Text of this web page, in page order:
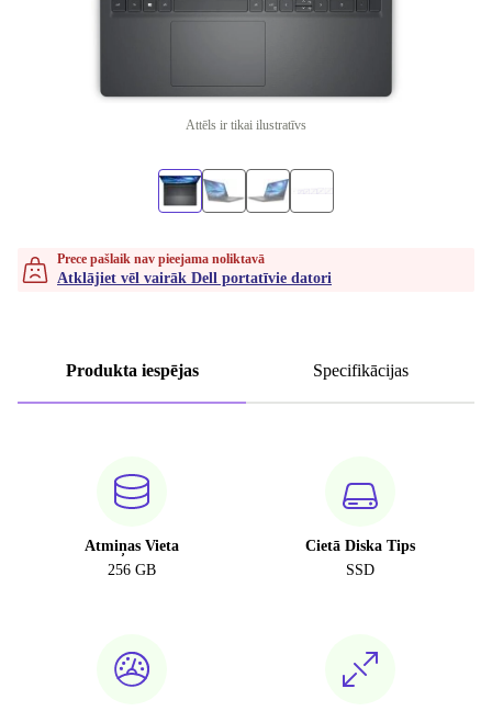
Attēls ir tikai ilustratīvs
Prece pašlaik nav pieejama noliktavā
Atklājiet vēl vairāk Dell portatīvie datori
Produkta iespējas Specifikācijas
Atmiņas Vieta
256 GB
Cietā Diska Tips
SSD